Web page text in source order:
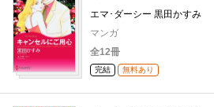
エマ･ダーシー 黒田かすみ
マンガ
全12冊
完結 無料あり